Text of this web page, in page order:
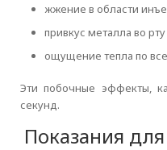
жжение в области
привкус металла во рту
ощущение тепла по
Эти побочные эффекты,
секунд.
Показания